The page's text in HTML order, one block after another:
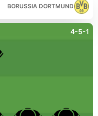
BORUSSIA DORTMUND
4-5-1